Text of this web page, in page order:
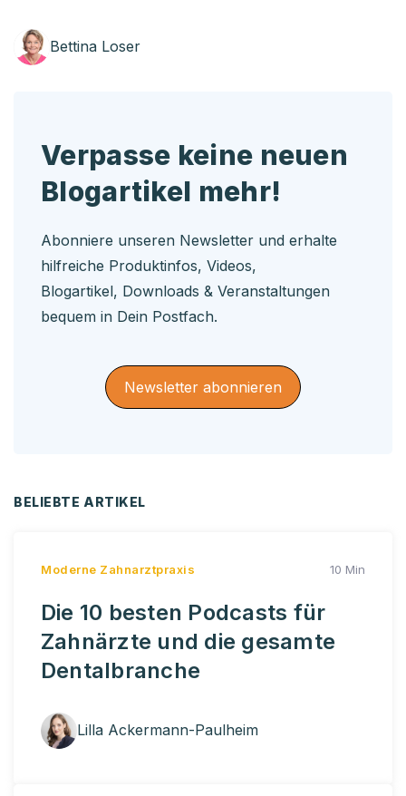
Bettina Loser
Verpasse keine neuen
Blogartikel mehr!
Abonniere unseren Newsletter und erhalte
hilfreiche Produktinfos, Videos,
Blogartikel, Downloads & Veranstaltungen
bequem in Dein Postfach.
Newsletter abonnieren
BELIEBTE ARTIKEL
Moderne Zahnarztpraxis 10 Min
Die 10 besten Podcasts für
Zahnärzte und die gesamte
Dentalbranche
Lilla Ackermann-Paulheim